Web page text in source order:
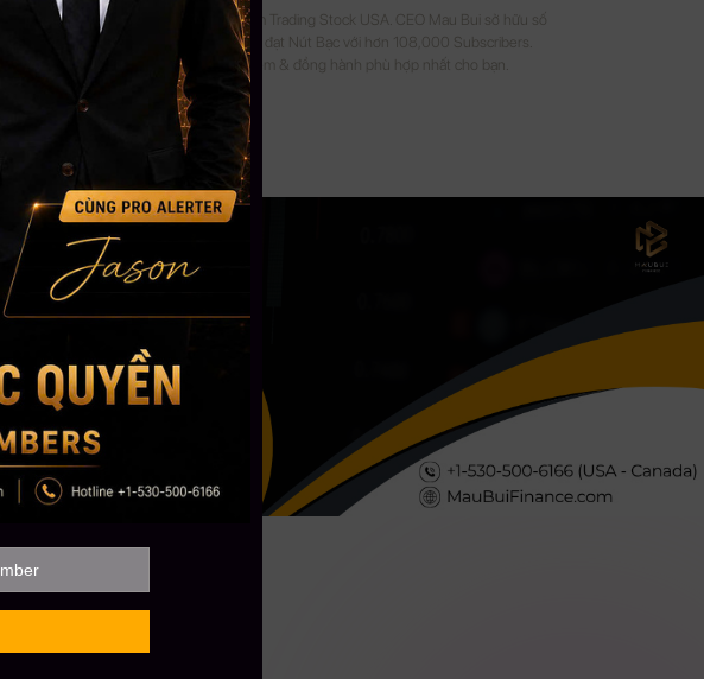
gần 12 năm Trading Crypto và 8 năm Trading Stock USA. CEO Mau Bui sở hữu số
cầu lên đến gần 5000+, kênh Youtube đạt Nút Bạc với hơn 108,000 Subscribers.
coaching hướng dẫn, chia sẻ kinh nghiệm & đồng hành phù hợp nhất cho bạn.